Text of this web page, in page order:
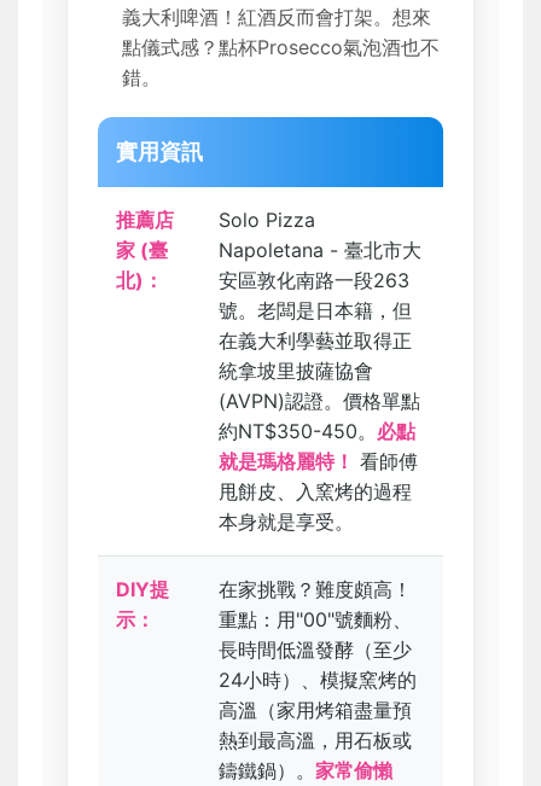
義大利啤酒！紅酒反而會打架。想來
點儀式感？點杯Prosecco氣泡酒也不
錯。
實用資訊
推薦店
家 (臺
北)：
Solo Pizza
Napoletana - 臺北市大
安區敦化南路一段263
號。老闆是日本籍，但
在義大利學藝並取得正
統拿坡里披薩協會
(AVPN)認證。價格單點
約NT$350-450。 必點
就是瑪格麗特！ 看師傅
甩餅皮、入窯烤的過程
本身就是享受。
DIY提
示：
在家挑戰？難度頗高！
重點：用"00"號麵粉、
長時間低溫發酵（至少
24小時）、模擬窯烤的
高溫（家用烤箱盡量預
熱到最高溫，用石板或
鑄鐵鍋）。 家常偷懶